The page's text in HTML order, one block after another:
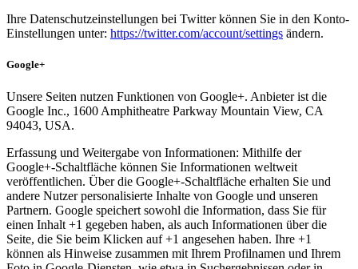
Ihre Datenschutzeinstellungen bei Twitter können Sie in den Konto-
Einstellungen unter: https://twitter.com/account/settings ändern.
Google+
Unsere Seiten nutzen Funktionen von Google+. Anbieter ist die
Google Inc., 1600 Amphitheatre Parkway Mountain View, CA
94043, USA.
Erfassung und Weitergabe von Informationen: Mithilfe der
Google+-Schaltfläche können Sie Informationen weltweit
veröffentlichen. Über die Google+-Schaltfläche erhalten Sie und
andere Nutzer personalisierte Inhalte von Google und unseren
Partnern. Google speichert sowohl die Information, dass Sie für
einen Inhalt +1 gegeben haben, als auch Informationen über die
Seite, die Sie beim Klicken auf +1 angesehen haben. Ihre +1
können als Hinweise zusammen mit Ihrem Profilnamen und Ihrem